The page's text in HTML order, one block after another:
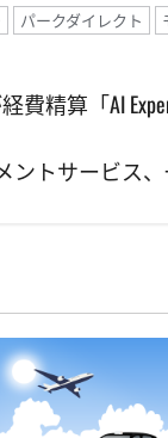
パークダイレクト
経費精算「AI
ントサービス